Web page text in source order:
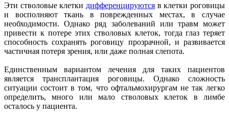
Эти стволовые клетки дифференцируются в клетки роговицы
и восполняют ткань в поврежденных местах, в случае
необходимости. Однако ряд заболеваний или травм может
привести к потере этих стволовых клеток, тогда глаз теряет
способность сохранять роговицу прозрачной, и развивается
частичная потеря зрения, или даже полная слепота.
Единственным вариантом лечения для таких пациентов
является трансплантация роговицы. Однако сложность
ситуации состоит в том, что офтальмохирургам не так легко
определить, много или мало стволовых клеток в лимбе
осталось у пациента.